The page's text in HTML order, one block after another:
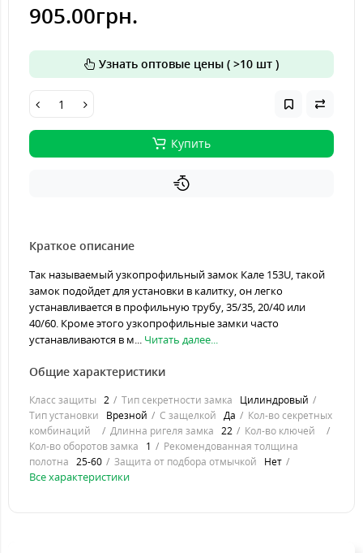
905.00грн.
Узнать оптовые цены ( >10 шт )
Купить
Краткое описание
Так называемый узкопрофильный замок Кале 153U, такой
замок подойдет для установки в калитку, он легко
устанавливается в профильную трубу, 35/35, 20/40 или
40/60. Кроме этого узкопрофильные замки часто
устанавливаются в м... Читать далее...
Общие характеристики
Класс защиты 2 Тип секретности замка
Цилиндровый
Тип установки
Врезной С защелкой Да
Кол-во секретных
комбинаций
Длинна ригеля замка 22
Кол-во ключей
Кол-во оборотов замка
1
Рекомендованная толщина
полотна 25-60 Защита от подбора отмычкой Нет
Все характеристики